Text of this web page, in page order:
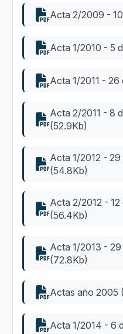
Acta 2/2009 -
Acta 1/2010 - 5
Acta 1/2011 - 26
Acta 2/2011 - 8
(52.9Kb)
Acta 1/2012 -
(54.8Kb)
Acta 2/2012 - 12
(56.4Kb)
Acta 1/2013 -
(72.8Kb)
Actas año 2005
Acta 1/2014 - 6